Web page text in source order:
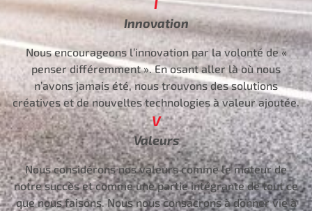
Innovation
Nous encourageons l’innovation par la volonté de «
penser différemment ». En osant aller là où nous
n’avons jamais été, nous trouvons des solutions
créatives et de nouvelles technologies à valeur ajoutée.
V
Valeurs
Nous considérons nos valeurs comme le moteur de
notre succès et comme une partie intégrante de tout ce
que nous faisons. Nous nous consacrons à donner vie à